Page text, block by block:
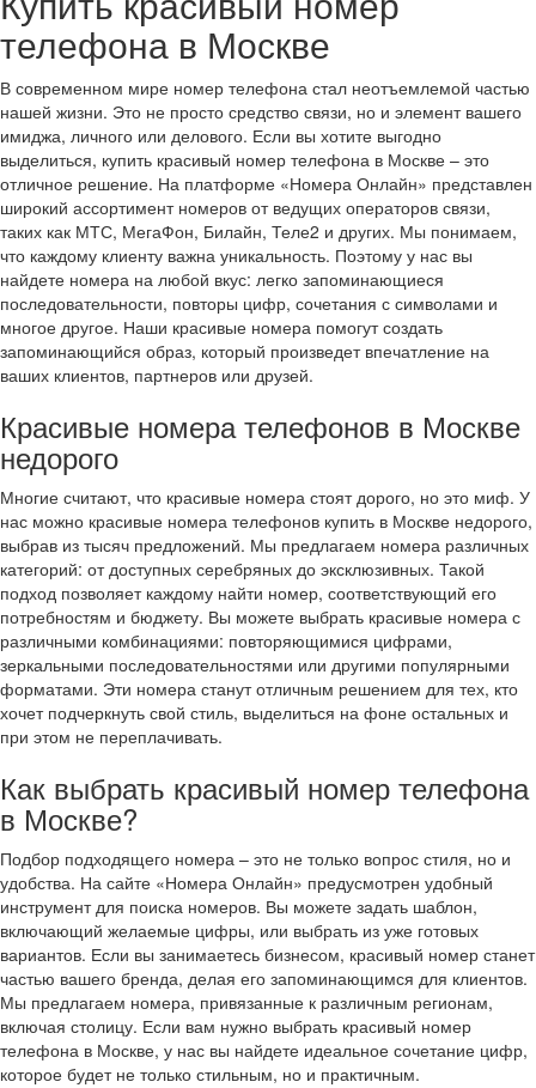
телефона в Москве
В современном мире номер телефона стал неотъемлемой частью
нашей жизни. Это не просто средство связи, но и элемент вашего
имиджа, личного или делового. Если вы хотите выгодно
выделиться, купить красивый номер телефона в Москве – это
отличное решение. На платформе «Номера Онлайн» представлен
широкий ассортимент номеров от ведущих операторов связи,
таких как МТС, МегаФон, Билайн, Теле2 и других. Мы понимаем,
что каждому клиенту важна уникальность. Поэтому у нас вы
найдете номера на любой вкус: легко запоминающиеся
последовательности, повторы цифр, сочетания с символами и
многое другое. Наши красивые номера помогут создать
запоминающийся образ, который произведет впечатление на
ваших клиентов, партнеров или друзей.
Красивые номера телефонов в Москве
недорого
Многие считают, что красивые номера стоят дорого, но это миф. У
нас можно красивые номера телефонов купить в Москве недорого,
выбрав из тысяч предложений. Мы предлагаем номера различных
категорий: от доступных серебряных до эксклюзивных. Такой
подход позволяет каждому найти номер, соответствующий его
потребностям и бюджету. Вы можете выбрать красивые номера с
различными комбинациями: повторяющимися цифрами,
зеркальными последовательностями или другими популярными
форматами. Эти номера станут отличным решением для тех, кто
хочет подчеркнуть свой стиль, выделиться на фоне остальных и
при этом не переплачивать.
Как выбрать красивый номер телефона
в Москве?
Подбор подходящего номера – это не только вопрос стиля, но и
удобства. На сайте «Номера Онлайн» предусмотрен удобный
инструмент для поиска номеров. Вы можете задать шаблон,
включающий желаемые цифры, или выбрать из уже готовых
вариантов. Если вы занимаетесь бизнесом, красивый номер станет
частью вашего бренда, делая его запоминающимся для клиентов.
Мы предлагаем номера, привязанные к различным регионам,
включая столицу. Если вам нужно выбрать красивый номер
телефона в Москве, у нас вы найдете идеальное сочетание цифр,
которое будет не только стильным, но и практичным.